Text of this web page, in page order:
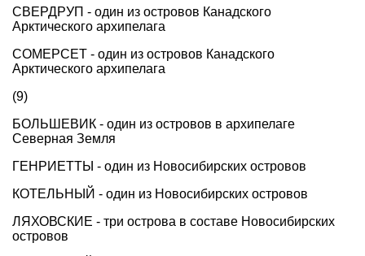
СВЕРДРУП - один из островов Канадского
Арктического архипелага
СОМЕРСЕТ - один из островов Канадского
Арктического архипелага
(9)
БОЛЬШЕВИК - один из островов в архипелаге
Северная Земля
ГЕНРИЕТТЫ - один из Новосибирских островов
КОТЕЛЬНЫЙ - один из Новосибирских островов
ЛЯХОВСКИЕ - три острова в составе Новосибирских
островов